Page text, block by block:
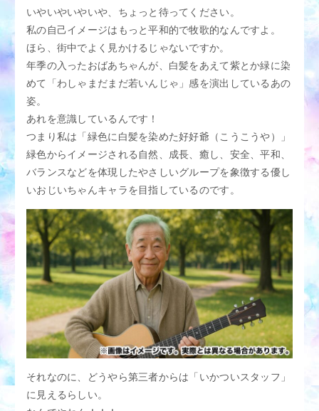
いやいやいやいや、ちょっと待ってください。
私の自己イメージはもっと平和的で牧歌的なんですよ。
ほら、街中でよく見かけるじゃないですか。
年季の入ったおばあちゃんが、白髪をあえて紫とか緑に染
めて「わしゃまだまだ若いんじゃ」感を演出しているあの
姿。
あれを意識しているんです！
つまり私は「緑色に白髪を染めた好好爺（こうこうや）」
緑色からイメージされる自然、成長、癒し、安全、平和、
バランスなどを体現したやさしいグループを象徴する優し
いおじいちゃんキャラを目指しているのです。
それなのに、どうやら第三者からは「いかついスタッフ」
に見えるらしい。